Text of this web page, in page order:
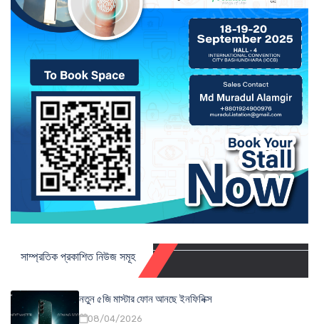
সাম্প্রতিক প্রকাশিত নিউজ সমূহ
নতুন ৫জি মাস্টার ফোন আনছে ইনফিনিক্স
08/04/2026